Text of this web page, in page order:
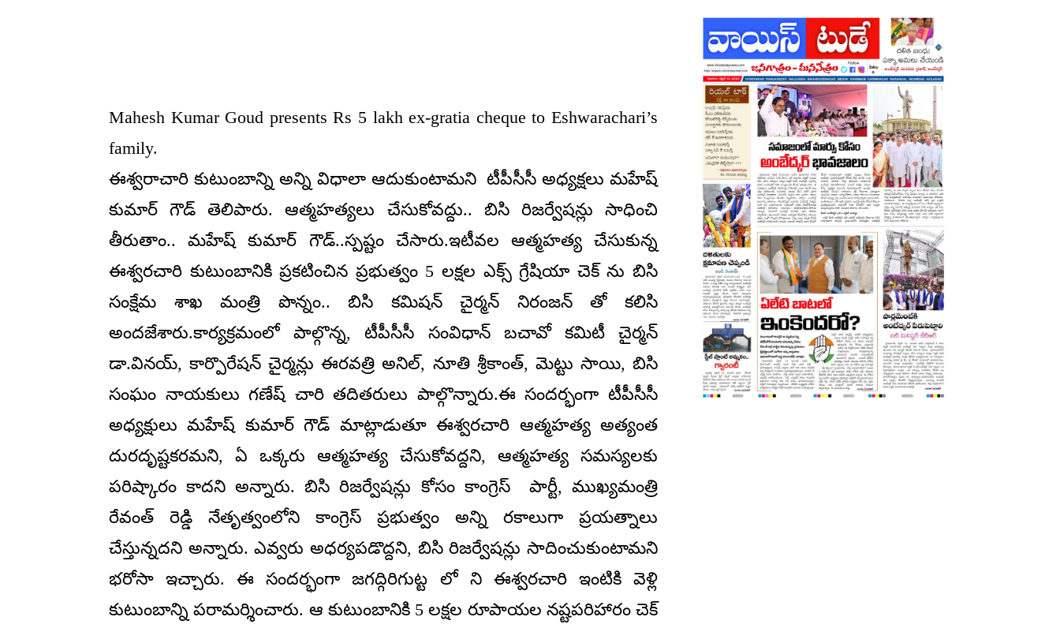
Mahesh Kumar Goud presents Rs 5 lakh ex-gratia cheque to Eshwarachari’s
family.
ఈశ్వరాచారి కుటుంబాన్ని అన్ని విధాలా ఆదుకుంటామని టీపీసీసీ అధ్యక్షలు మహేష్
కుమార్ గౌడ్ తెలిపారు. ఆత్మహత్యలు చేసుకోవద్దు.. బిసి రిజర్వేషన్లు సాధించి
తీరుతాం.. మహేష్ కుమార్ గౌడ్..స్పష్టం చేసారు.ఇటీవల ఆత్మహత్య చేసుకున్న
ఈశ్వరచారి కుటుంబానికి ప్రకటించిన ప్రభుత్వం 5 లక్షల ఎక్స్ గ్రేషియా చెక్ ను బిసి
సంక్షేమ శాఖ మంత్రి పొన్నం.. బిసి కమిషన్ చైర్మన్ నిరంజన్ తో కలిసి
అందజేశారు.కార్యక్రమంలో పాల్గొన్న, టీపీసీసీ సంవిధాన్ బచావో కమిటీ చైర్మన్
డా.వినయ్, కార్పొరేషన్ చైర్మన్లు ఈరవత్రి అనిల్, నూతి శ్రీకాంత్, మెట్టు సాయి, బిసి
సంఘం నాయకులు గణేష్ చారి తదితరులు పాల్గొన్నారు.ఈ సందర్భంగా టీపీసీసీ
అధ్యక్షులు మహేష్ కుమార్ గౌడ్ మాట్లాడుతూ ఈశ్వరచారి ఆత్మహత్య అత్యంత
దురదృష్టకరమని, ఏ ఒక్కరు ఆత్మహత్య చేసుకోవద్దని, ఆత్మహత్య సమస్యలకు
పరిష్కారం కాదని అన్నారు. బిసి రిజర్వేషన్లు కోసం కాంగ్రెస్ పార్టీ, ముఖ్యమంత్రి
రేవంత్ రెడ్డి నేతృత్వంలోని కాంగ్రెస్ ప్రభుత్వం అన్ని రకాలుగా ప్రయత్నాలు
చేస్తున్నదని అన్నారు. ఎవ్వరు అధర్యపడొద్దని, బిసి రిజర్వేషన్లు సాదించుకుంటామని
భరోసా ఇచ్చారు. ఈ సందర్భంగా జగద్గిరిగుట్ట లో ని ఈశ్వరచారి ఇంటికి వెళ్లి
కుటుంబాన్ని పరామర్శించారు. ఆ కుటుంబానికి 5 లక్షల రూపాయల నష్టపరిహారం చెక్